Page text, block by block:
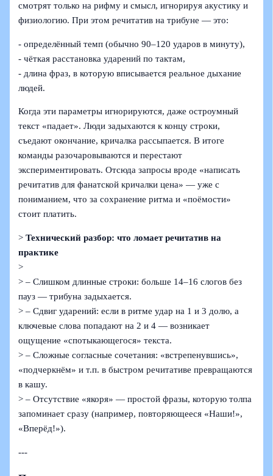
смотрят только на рифму и смысл, игнорируя акустику и
физиологию. При этом речитатив на трибуне — это:
- определённый темп (обычно 90–120 ударов в минуту),
- чёткая расстановка ударений по тактам,
- длина фраз, в которую вписывается реальное дыхание
людей.
Когда эти параметры игнорируются, даже остроумный
текст «падает». Люди задыхаются к концу строки,
съедают окончание, кричалка рассыпается. В итоге
команды разочаровываются и перестают
экспериментировать. Отсюда запросы вроде «написать
речитатив для фанатской кричалки цена» — уже с
пониманием, что за сохранение ритма и «поёмости»
стоит платить.
>Технический разбор: что ломает речитатив на
практике
>
> – Слишком длинные строки: больше 14–16 слогов без
пауз — трибуна задыхается.
> – Сдвиг ударений: если в ритме удар на 1 и 3 долю, а
ключевые слова попадают на 2 и 4 — возникает
ощущение «спотыкающегося» текста.
> – Сложные согласные сочетания: «встрепенувшись»,
«подчеркнём» и т.п. в быстром речитативе превращаются
в кашу.
> – Отсутствие «якоря» — простой фразы, которую толпа
запоминает сразу (например, повторяющееся «Наши!»,
«Вперёд!»).
---